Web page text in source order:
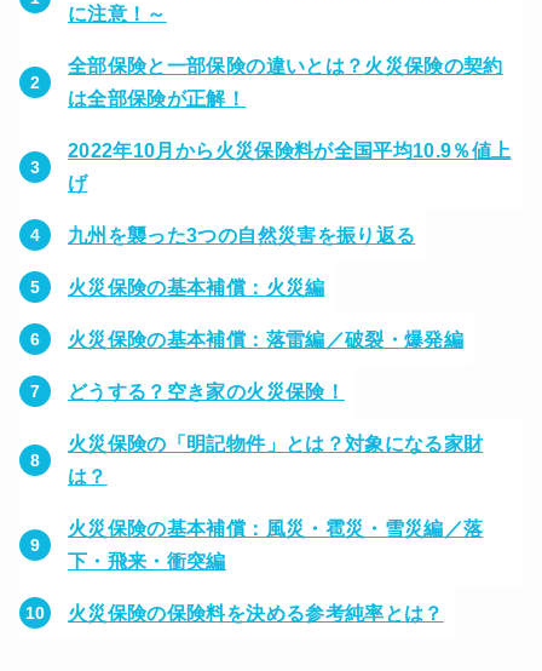
に注意！～
全部保険と一部保険の違いとは？火災保険の契約
は全部保険が正解！
2022年10月から火災保険料が全国平均10.9％値上
げ
九州を襲った3つの自然災害を振り返る
火災保険の基本補償：火災編
火災保険の基本補償：落雷編／破裂・爆発編
どうする？空き家の火災保険！
火災保険の「明記物件」とは？対象になる家財
は？
火災保険の基本補償：風災・雹災・雪災編／落
下・飛来・衝突編
火災保険の保険料を決める参考純率とは？